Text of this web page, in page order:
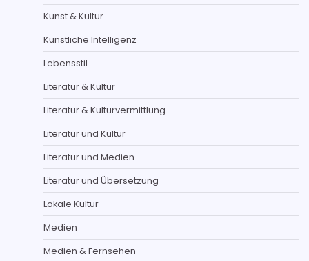
Kunst & Kultur
Künstliche Intelligenz
Lebensstil
Literatur & Kultur
Literatur & Kulturvermittlung
Literatur und Kultur
Literatur und Medien
Literatur und Übersetzung
Lokale Kultur
Medien
Medien & Fernsehen